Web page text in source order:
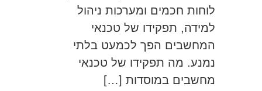
לוחות חכמים ומערכות ניהול
למידה, תפקידו של טכנאי
המחשבים הפך לכמעט בלתי
נמנע. מה תפקידו של טכנאי
מחשבים במוסדות […]